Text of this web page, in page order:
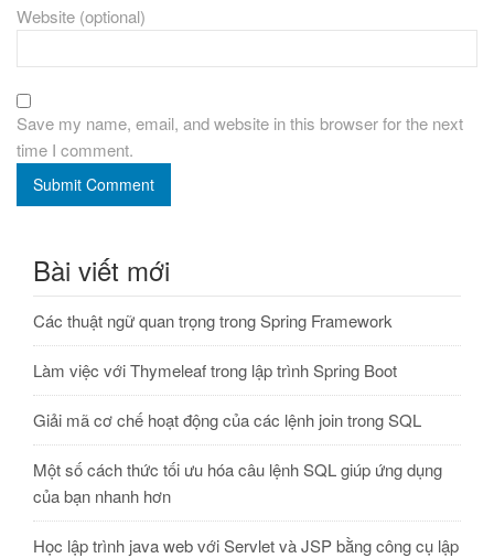
Website (optional)
Save my name, email, and website in this browser for the next
time I comment.
Submit Comment
Bài viết mới
Các thuật ngữ quan trọng trong Spring Framework
Làm việc với Thymeleaf trong lập trình Spring Boot
Giải mã cơ chế hoạt động của các lệnh join trong SQL
Một số cách thức tối ưu hóa câu lệnh SQL giúp ứng dụng
của bạn nhanh hơn
Học lập trình java web với Servlet và JSP bằng công cụ lập